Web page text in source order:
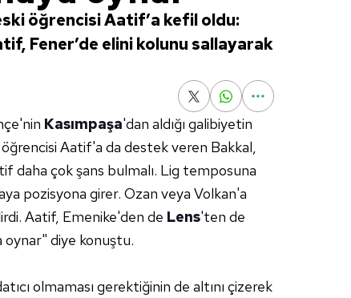
öğrencisi Aatif’a kefil oldu:
Fener’de elini kolunu sallayarak
Kasımpaşa'dan aldığı galibiyetin
Aatif'a da destek veren Bakkal,
daha çok şans bulmalı. Lig temposuna
pozisyona girer. Ozan veya Volkan'a
Aatif, Emenike'den de Lens'ten de
diye konuştu.
olmaması gerektiğinin de altını çizerek